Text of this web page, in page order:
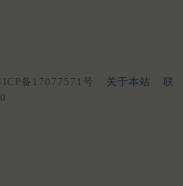
ICP备17077571号 关于本站
联